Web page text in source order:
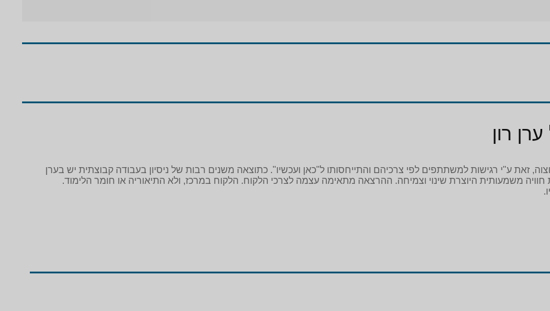
רון
זאת ע"י רגישות למשתתפים לפי צרכיהם והתייחסותו ל"כאן ועכשיו". כתוצאה משנים רבות של ניסיון בעבודה קבוצתית יש בערן
חוויה משמעותית היוצרת שינוי וצמיחה. ההרצאה מתאימה עצמה לצרכי הלקוח. הלקוח במרכז, ולא התיאוריה או חומר הלימוד.